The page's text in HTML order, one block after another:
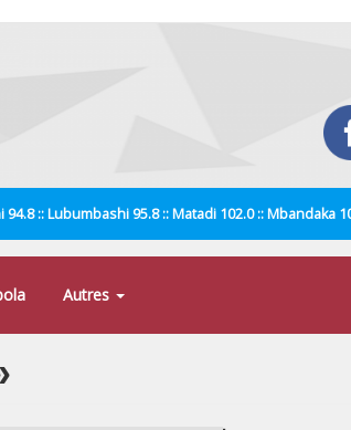
:: Lubumbashi 95.8 :: Matadi 102.0 :: Mbandaka
Autres